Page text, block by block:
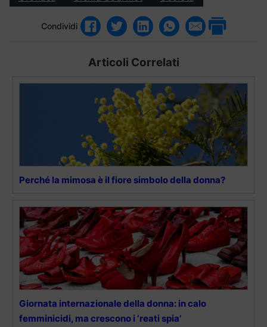
Condividi
Articoli Correlati
Perché la mimosa è il fiore simbolo della donna?
Giornata internazionale della donna: in calo
femminicidi, ma crescono i ‘reati spia’